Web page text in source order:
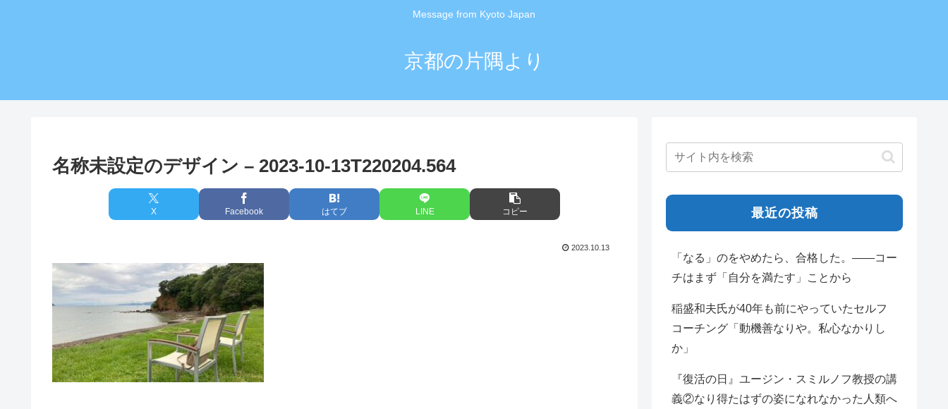
Message from Kyoto Japan
京都の片隅より
名称未設定のデザイン – 2023-10-13T220204.564
X Facebook はてブ LINE コピー
2023.10.13
最近の投稿
「なる」のをやめたら、合格した。——コー
チはまず「自分を満たす」ことから
稲盛和夫氏が40年も前にやっていたセルフ
コーチング「動機善なりや。私心なかりし
か」
『復活の日』ユージン・スミルノフ教授の講
義②なり得たはずの姿になれなかった人類へ